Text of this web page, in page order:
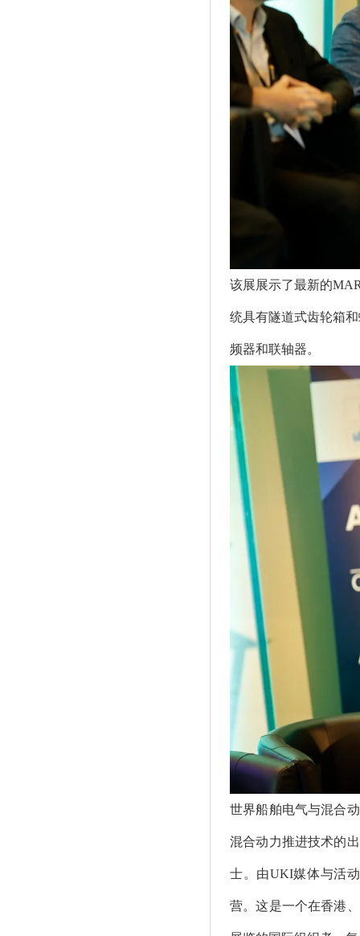
该展展示了最新的
统具有隧道式齿轮箱
频器和联轴器。
世界船舶电气与混合
混合动力推进技术的
士。由UKI媒体与活
营。这是一个在香港